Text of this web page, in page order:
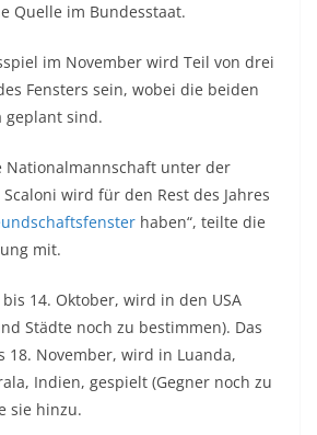
Quelle im Bundesstaat.
im November wird Teil von drei
Fensters sein, wobei die beiden
geplant sind.
Nationalmannschaft unter der
wird für den Rest des Jahres
haben“, teilte die
mit.
bis 14. Oktober, wird in den USA
Städte noch zu bestimmen). Das
18. November, wird in Luanda,
Indien, gespielt (Gegner noch zu
sie hinzu.